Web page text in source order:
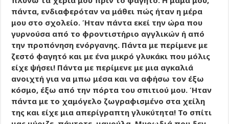
πάντα, ενδιαφερόταν να μάθει πώς ήταν η μέρα
μου στο σχολείο. Ήταν πάντα εκεί την ώρα που
γυρνούσα από το φροντιστήριο αγγλικών ή από
την προπόνηση ενόργανης. Πάντα με περίμενε με
ζεστό φαγητό και με ένα μικρό γλυκάκι που μόλις
είχε ψήσει! Πάντα με περίμενε με μια αγκαλιά
ανοιχτή για να μπω μέσα και να αφήσω τον έξω
κόσμο, έξω από την πόρτα του σπιτιού μου. Ήταν
πάντα με το χαμόγελο ζωγραφισμένο στα χείλη
της και είχε μια απερίγραπτη γλυκύτητα! Το σπίτι